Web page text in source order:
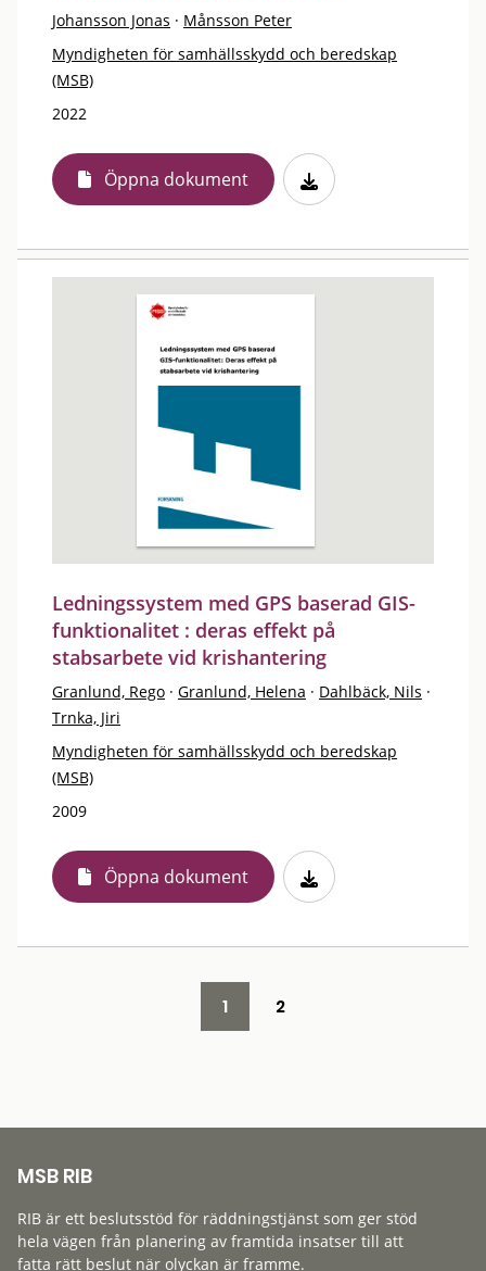
Johansson Jonas · Månsson Peter
Myndigheten för samhällsskydd och beredskap
(MSB)
2022
Öppna dokument
Ledningssystem med GPS baserad GIS-
funktionalitet : deras effekt på
stabsarbete vid krishantering
Granlund, Rego · Granlund, Helena · Dahlbäck, Nils ·
Trnka, Jiri
Myndigheten för samhällsskydd och beredskap
(MSB)
2009
Öppna dokument
1 2
MSB RIB
RIB är ett beslutsstöd för räddningstjänst som ger stöd
hela vägen från planering av framtida insatser till att
fatta rätt beslut när olyckan är framme.